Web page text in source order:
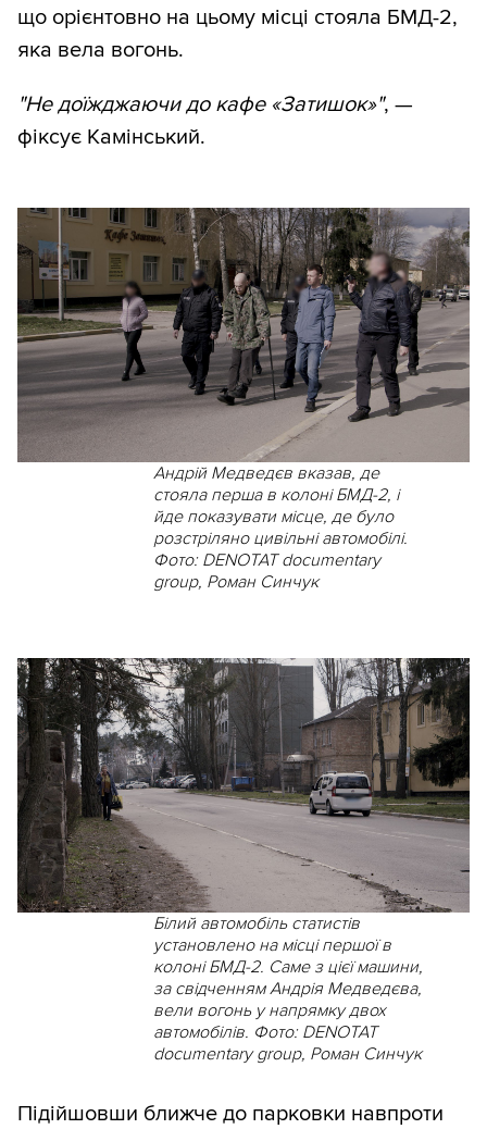
що орієнтовно на цьому місці стояла БМД-2,
яка вела вогонь.
"Не доїжджаючи до кафе «Затишок»", —
фіксує Камінський.
Андрій Медведєв вказав, де
стояла перша в колоні БМД-2, і
йде показувати місце, де було
розстріляно цивільні автомобілі.
Фото: DENOTAT documentary
group, Роман Синчук
Білий автомобіль статистів
установлено на місці першої в
колоні БМД-2. Саме з цієї машини,
за свідченням Андрія Медведєва,
вели вогонь у напрямку двох
автомобілів. Фото: DENOTAT
documentary group, Роман Синчук
Підійшовши ближче до парковки навпроти